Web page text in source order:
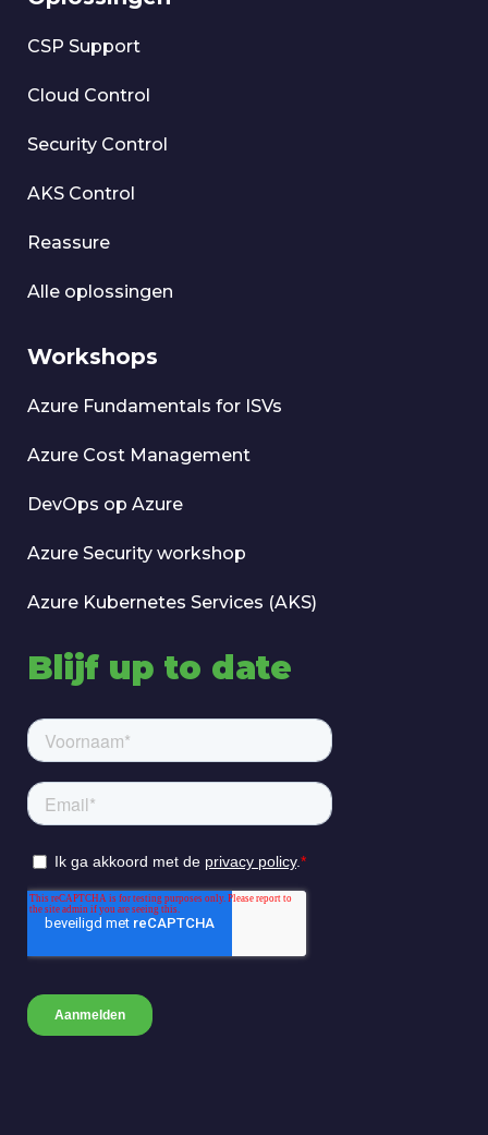
CSP Support
Cloud Control
Security Control
AKS Control
Reassure
Alle oplossingen
Workshops
Azure Fundamentals for ISVs
Azure Cost Management
DevOps op Azure
Azure Security workshop
Azure Kubernetes Services (AKS)
Blijf up to date